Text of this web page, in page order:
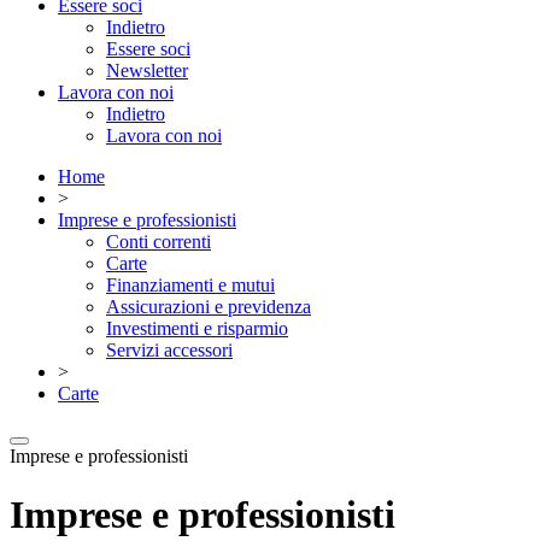
Essere soci
Indietro
Essere soci
Newsletter
Lavora con noi
Indietro
Lavora con noi
Home
>
Imprese e professionisti
Conti correnti
Carte
Finanziamenti e mutui
Assicurazioni e previdenza
Investimenti e risparmio
Servizi accessori
>
Carte
Imprese e professionisti
Imprese e professionisti